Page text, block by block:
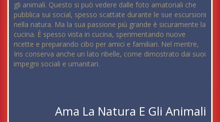
gli animali. Questo si può vedere dalle foto amatoriali che
pubblica sui social, spesso scattate durante le sue escursioni
nella natura. Ma la sua passione più grande è sicuramente la
cucina. È spesso vista in cucina, sperimentando nuove
ricette e preparando cibo per amici e familiari. Nel mentre,
Iris conserva anche un lato ribelle, come dimostrato dai suoi
impegni sociali e umanitari.
Ama La Natura E Gli Animali